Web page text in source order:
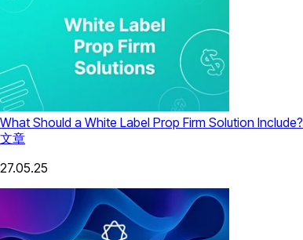
What Should a White Label Prop Firm Solution Include?
文章
27.05.25